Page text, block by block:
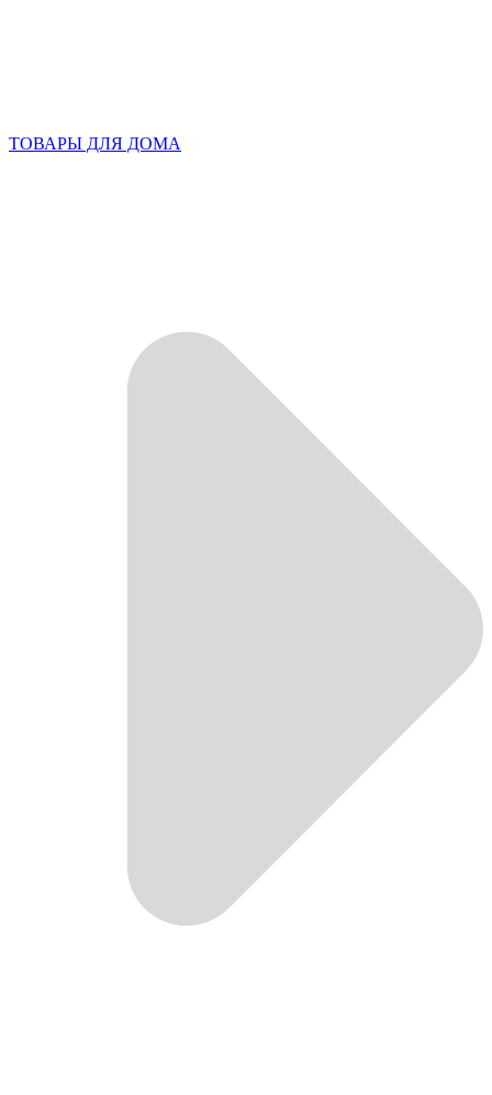
ТОВАРЫ ДЛЯ ДОМА